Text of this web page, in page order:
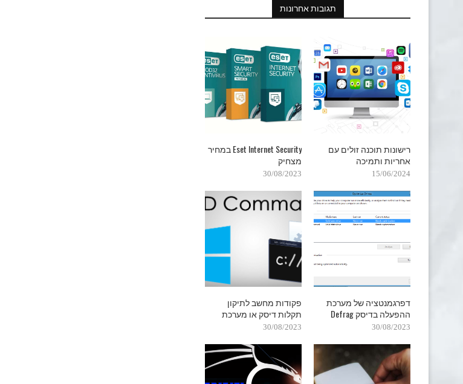
תגובות אחרונות
רישונות תוכנה זולים עם
אחריות ותמיכה
15/06/2024
Eset Internet Security במחיר
מצחיק
30/08/2023
דפרגמנטציה של מערכת
ההפעלה בדיסק Defrag
30/08/2023
פקודות מחשב לתיקון
תקלות דיסק או מערכת
30/08/2023